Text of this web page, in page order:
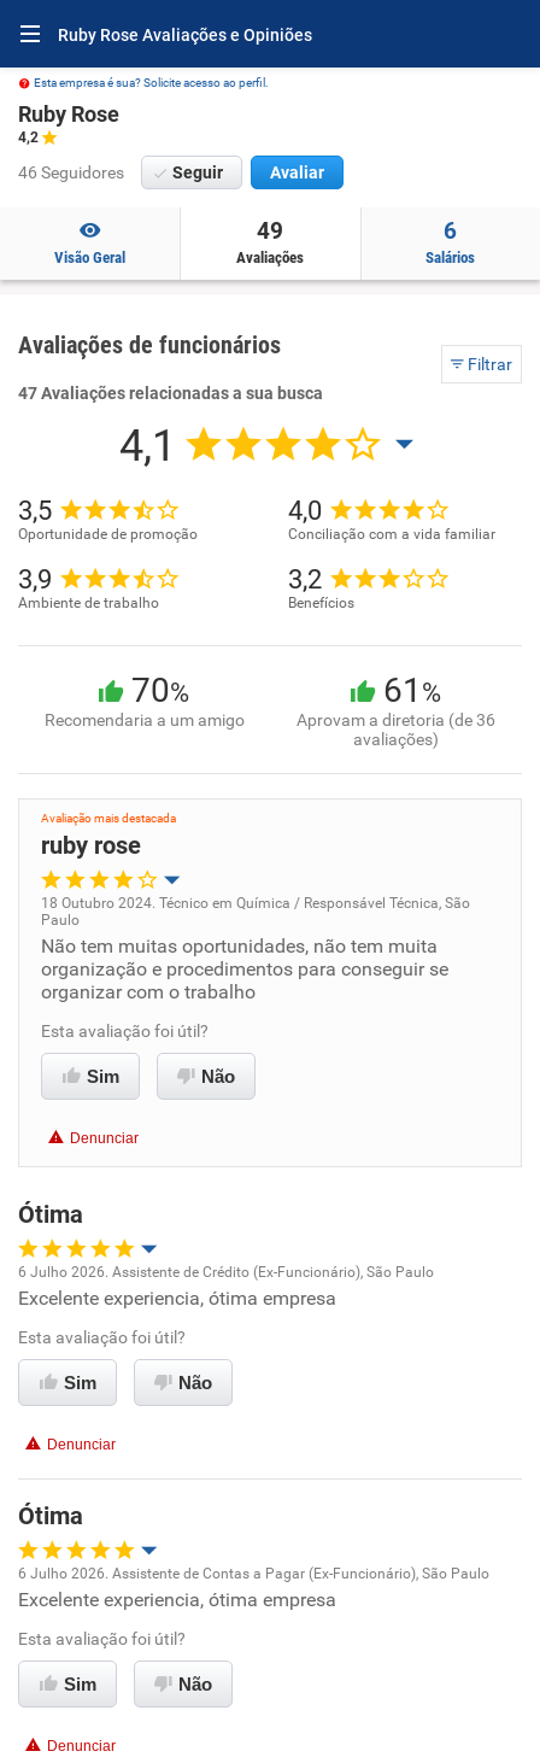
Ruby Rose Avaliações e Opiniões
Esta empresa é sua? Solicite acesso ao perfil.
Ruby Rose
4,2
46 Seguidores Seguir Avaliar
Visão Geral
49
Avaliações
6
Salários
Avaliações de funcionários
Filtrar
47 Avaliações relacionadas a sua busca
4,1
3,5
Oportunidade de promoção
4,0
Conciliação com a vida familiar
3,9
Ambiente de trabalho
3,2
Benefícios
70%
Recomendaria a um amigo
61 %
Aprovam a diretoria (de 36
avaliações)
Avaliação mais destacada
ruby rose
Oportunidade de promoção
Ambiente de trabalho
Conciliação com a vida familiar
Não recomenda esta empresa
18 Outubro 2024. Técnico em Química / Responsável Técnica, São
Paulo
Não tem muitas oportunidades, não tem muita
organização e procedimentos para conseguir se
organizar com o trabalho
Esta avaliação foi útil?
Sim Não
Denunciar
Ótima
Oportunidade de promoção
Ambiente de trabalho
Benefícios
Recomenda esta empresa
6 Julho 2026. Assistente de Crédito (Ex-Funcionário), São Paulo
Excelente experiencia, ótima empresa
Esta avaliação foi útil?
Sim Não
Denunciar
Ótima
Oportunidade de promoção
Ambiente de trabalho
6 Julho 2026. Assistente de Contas a Pagar (Ex-Funcionário), São Paulo
Excelente experiencia, ótima empresa
Esta avaliação foi útil?
Sim Não
Denunciar